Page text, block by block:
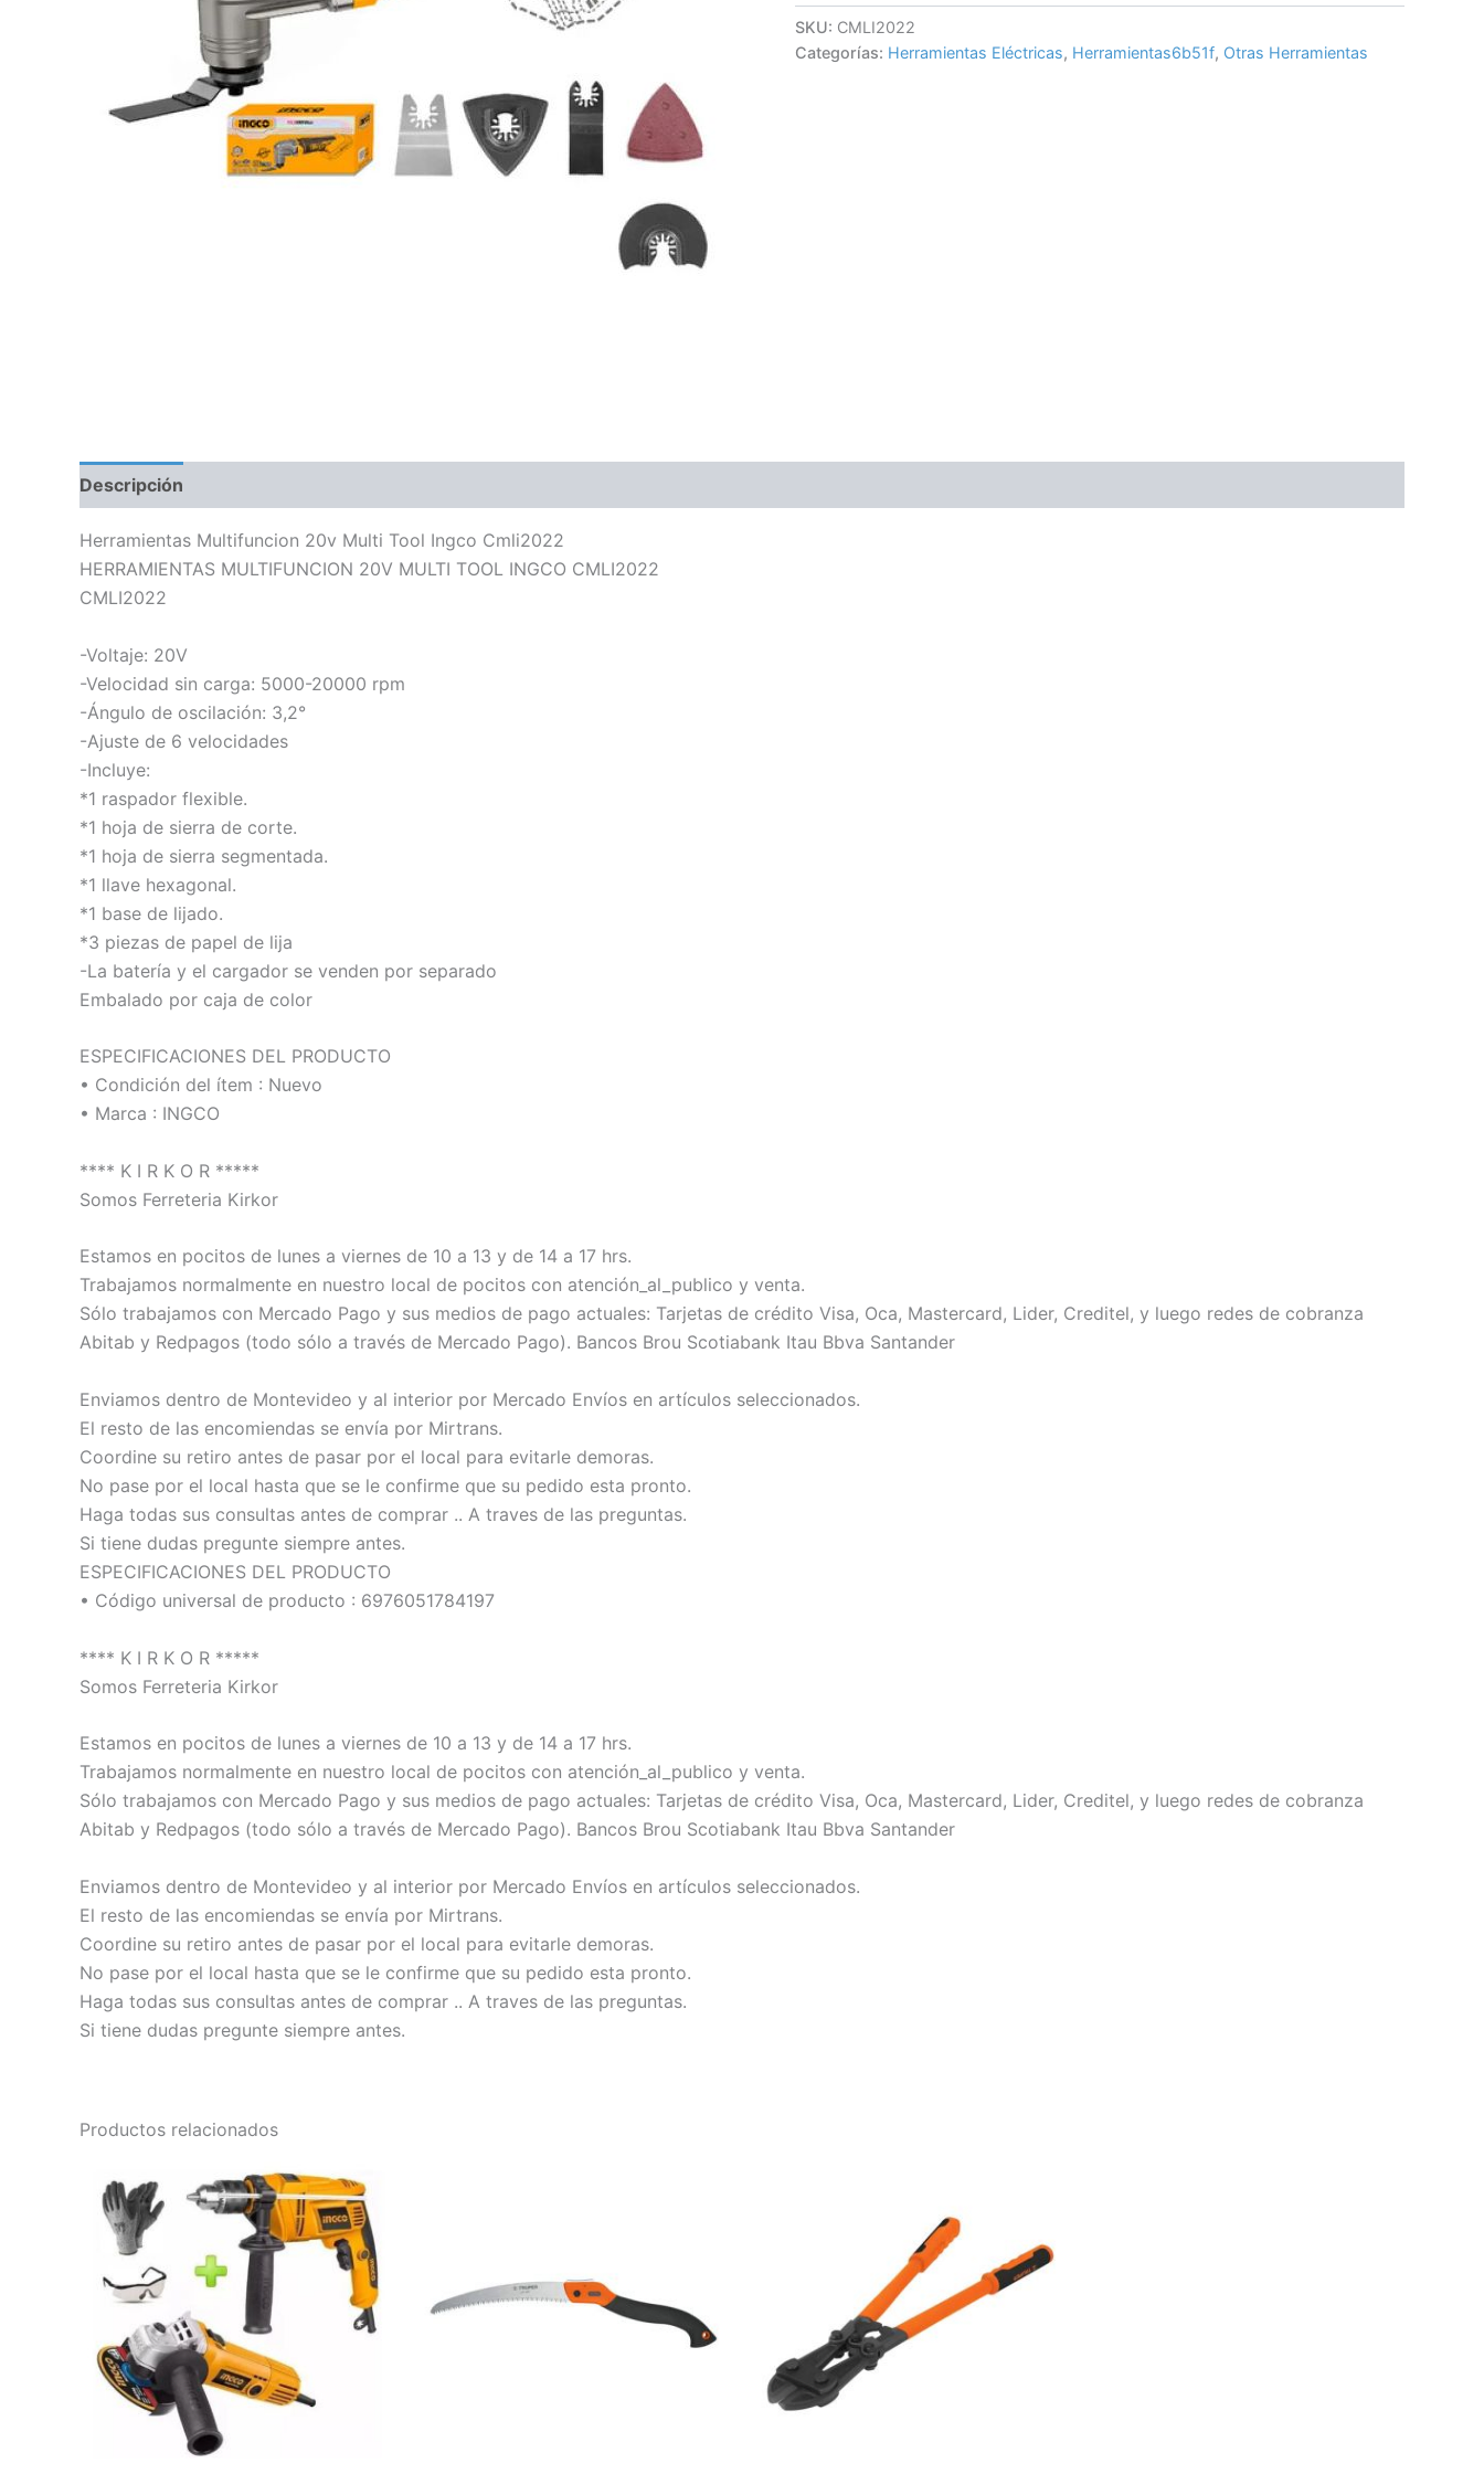
SKU: CMLI2022
Categorías: Herramientas Eléctricas, Herramientas6b51f, Otras Herramientas
Descripción
Herramientas Multifuncion 20v Multi Tool Ingco Cmli2022
HERRAMIENTAS MULTIFUNCION 20V MULTI TOOL INGCO CMLI2022
CMLI2022
-Voltaje: 20V
-Velocidad sin carga: 5000-20000 rpm
-Ángulo de oscilación: 3,2°
-Ajuste de 6 velocidades
-Incluye:
*1 raspador flexible.
*1 hoja de sierra de corte.
*1 hoja de sierra segmentada.
*1 llave hexagonal.
*1 base de lijado.
*3 piezas de papel de lija
-La batería y el cargador se venden por separado
Embalado por caja de color
ESPECIFICACIONES DEL PRODUCTO
• Condición del ítem : Nuevo
• Marca : INGCO
**** K I R K O R *****
Somos Ferreteria Kirkor
Estamos en pocitos de lunes a viernes de 10 a 13 y de 14 a 17 hrs.
Trabajamos normalmente en nuestro local de pocitos con atención_al_publico y venta.
Sólo trabajamos con Mercado Pago y sus medios de pago actuales: Tarjetas de crédito Visa, Oca, Mastercard, Lider, Creditel, y luego redes de cobranza
Abitab y Redpagos (todo sólo a través de Mercado Pago). Bancos Brou Scotiabank Itau Bbva Santander
Enviamos dentro de Montevideo y al interior por Mercado Envíos en artículos seleccionados.
El resto de las encomiendas se envía por Mirtrans.
Coordine su retiro antes de pasar por el local para evitarle demoras.
No pase por el local hasta que se le confirme que su pedido esta pronto.
Haga todas sus consultas antes de comprar .. A traves de las preguntas.
Si tiene dudas pregunte siempre antes.
ESPECIFICACIONES DEL PRODUCTO
• Código universal de producto : 6976051784197
**** K I R K O R *****
Somos Ferreteria Kirkor
Estamos en pocitos de lunes a viernes de 10 a 13 y de 14 a 17 hrs.
Trabajamos normalmente en nuestro local de pocitos con atención_al_publico y venta.
Sólo trabajamos con Mercado Pago y sus medios de pago actuales: Tarjetas de crédito Visa, Oca, Mastercard, Lider, Creditel, y luego redes de cobranza
Abitab y Redpagos (todo sólo a través de Mercado Pago). Bancos Brou Scotiabank Itau Bbva Santander
Enviamos dentro de Montevideo y al interior por Mercado Envíos en artículos seleccionados.
El resto de las encomiendas se envía por Mirtrans.
Coordine su retiro antes de pasar por el local para evitarle demoras.
No pase por el local hasta que se le confirme que su pedido esta pronto.
Haga todas sus consultas antes de comprar .. A traves de las preguntas.
Si tiene dudas pregunte siempre antes.
Productos relacionados